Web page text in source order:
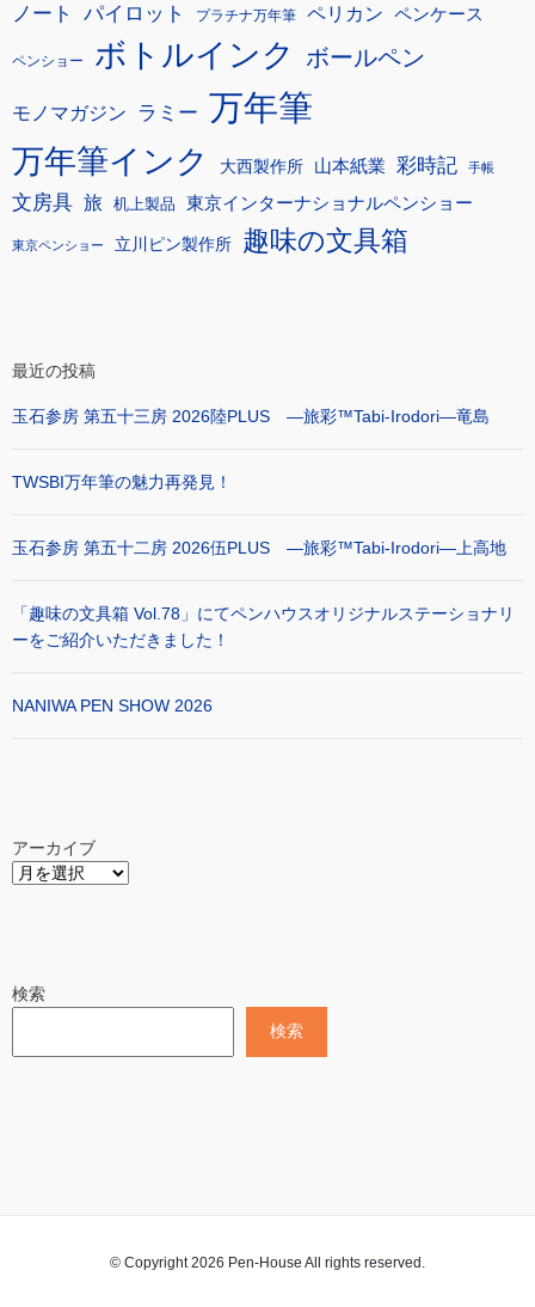
ノート パイロット プラチナ万年筆 ペリカン ペンケース
ペンショー ボトルインク ボールペン
モノマガジン ラミー 万年筆
万年筆インク 大西製作所 山本紙業 彩時記 手帳
文房具 旅 机上製品 東京インターナショナルペンショー
東京ペンショー 立川ピン製作所 趣味の文具箱
最近の投稿
玉石参房 第五十三房 2026陸PLUS ―旅彩™Tabi-Irodori―竜島
TWSBI万年筆の魅力再発見！
玉石参房 第五十二房 2026伍PLUS ―旅彩™Tabi-Irodori―上高地
「趣味の文具箱 Vol.78」にてペンハウスオリジナルステーショナリ
ーをご紹介いただきました！
NANIWA PEN SHOW 2026
アーカイブ
検索
検索
© Copyright 2026 Pen-House All rights reserved.